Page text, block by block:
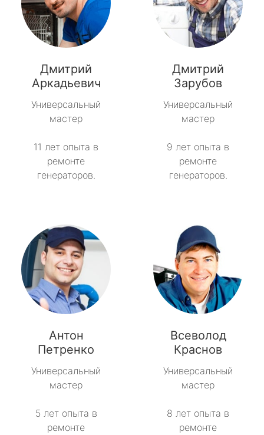
Дмитрий
Аркадьевич
Универсальный
мастер
11 лет опыта в
ремонте
генераторов.
Дмитрий
Зарубов
Универсальный
мастер
9 лет опыта в
ремонте
генераторов.
Антон
Петренко
Универсальный
мастер
5 лет опыта в
ремонте
Всеволод
Краснов
Универсальный
мастер
8 лет опыта в
ремонте